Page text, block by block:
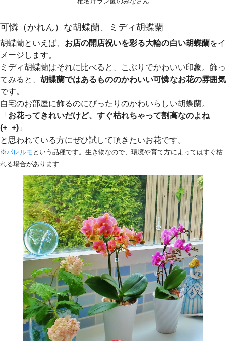
可憐（かれん）な胡蝶蘭、ミディ胡蝶蘭
胡蝶蘭といえば、 お店の開店祝いを彩る大輪の白い胡蝶蘭をイ
メージします。
ミディ胡蝶蘭はそれに比べると、こぶりでかわいい印象。飾っ
てみると、 胡蝶蘭ではあるもののかわいい可憐なお花の雰囲気
です。
自宅のお部屋に飾るのにぴったりのかわいらしい胡蝶蘭。
「 お花ってきれいだけど、すぐ枯れちゃって割高なのよね
(+_+) 」
と思われている方にぜひ試して頂きたいお花です。
※パレルモ という品種です。生き物なので、環境や育て方によってはすぐ枯
れる場合があります